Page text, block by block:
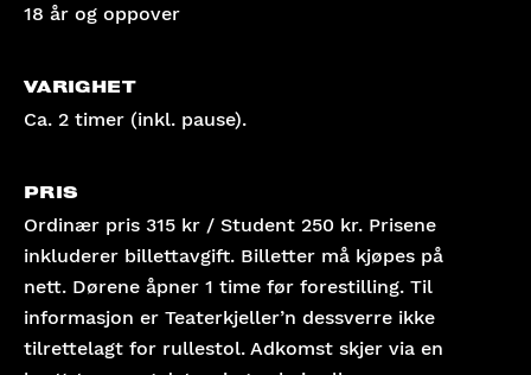
18 år og oppover
VARIGHET
Ca. 2 timer (inkl. pause).
PRIS
Ordinær pris 315 kr / Student 250 kr. Prisene
inkluderer billettavgift. Billetter må kjøpes på
nett. Dørene åpner 1 time før forestilling. Til
informasjon er Teaterkjeller’n dessverre ikke
tilrettelagt for rullestol. Adkomst skjer via en